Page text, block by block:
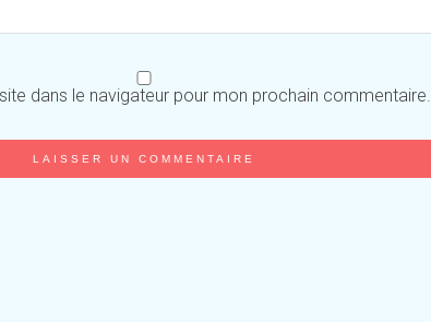
dans le navigateur pour mon prochain commentaire.